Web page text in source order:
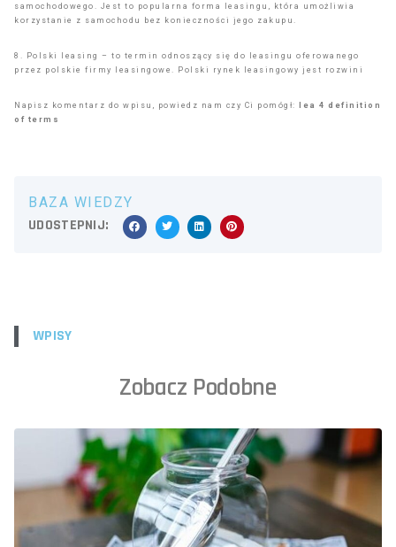
samochodowego. Jest to popularna forma leasingu, która umożliwia
korzystanie z samochodu bez konieczności jego zakupu.
8. Polski leasing – to termin odnoszący się do leasingu oferowanego
przez polskie firmy leasingowe. Polski rynek leasingowy jest rozwini
Napisz komentarz do wpisu, powiedz nam czy Ci pomógł:
lea 4 definition
of terms
BAZA WIEDZY
UDOSTEPNIJ:
WPISY
Zobacz Podobne